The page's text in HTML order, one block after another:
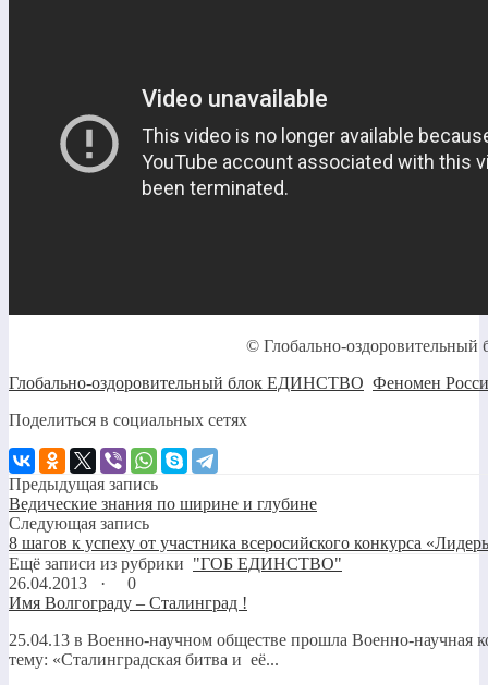
© Глобально-
Глобально-оздоровительный блок ЕДИНСТВО Феномен
Поделиться в социальных сетях
Предыдущая запись
Ведические знания по ширине и глубине
Следующая запись
8 шагов к успеху от участника всеросийского конкурса
Ещё записи из рубрики "ГОБ ЕДИНСТВО"
26.04.2013 ·
0
Имя Волгограду – Сталинград !
25.04.13 в Военно-научном обществе прошла Военно-научная
тему: «Сталинградская битва и её...